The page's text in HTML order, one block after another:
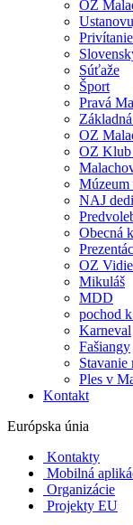
OZ
Súťaže
Šport
Pravá
OZ
OZ Klub
Múzeum
NAJ
Obecná
OZ
Mikuláš
MDD
pochod
Karneval
Fašiangy
Stavanie
Ples v
Kontakt
Európska únia
Kontakty
Mobilná
Organizácie
Projekty EU